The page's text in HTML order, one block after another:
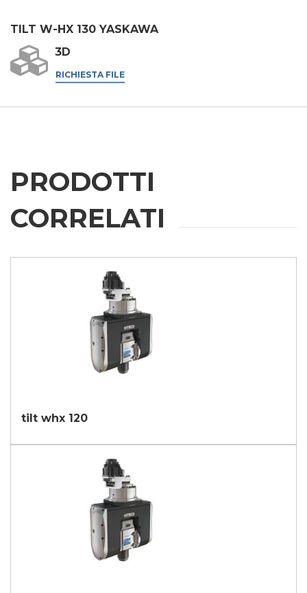
Acconsento
* In assenza di questa autorizzazione, non saremo in grado di elaborare
la tua richiesta.
TILT W-HX 130 YASKAWA
3D
RICHIESTA FILE
PRODOTTI
CORRELATI
tilt whx 120